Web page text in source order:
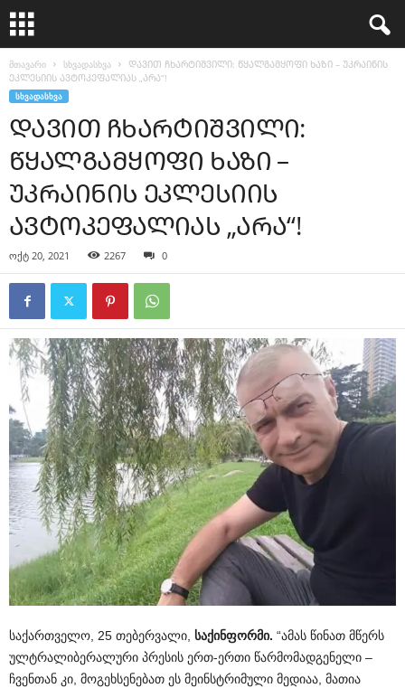
მთავარი სხვადასხვა
ᲓᲐᲕᲘᲗ ᲩᲮᲐᲠᲢᲘᲨᲕᲘᲚᲘ: ᲬᲧᲐᲚᲒᲐᲛᲧᲝᲤᲘ ᲮᲐᲖᲘ – ᲣᲙᲠᲐᲘᲜᲘᲡ
ᲔᲙᲚᲔᲡᲘᲘᲡ ᲐᲕᲢᲝᲙᲔᲤᲐᲚᲘᲐᲡ „ᲐᲠᲐ“!
ᲡᲮᲕᲐᲓᲐᲡᲮᲕᲐ
ᲓᲐᲕᲘᲗ ᲩᲮᲐᲠᲢᲘᲨᲕᲘᲚᲘ:
ᲬᲧᲐᲚᲒᲐᲛᲧᲝᲤᲘ ᲮᲐᲖᲘ –
ᲣᲙᲠᲐᲘᲜᲘᲡ ᲔᲙᲚᲔᲡᲘᲘᲡ
ᲐᲕᲢᲝᲙᲔᲤᲐᲚᲘᲐᲡ „ᲐᲠᲐ“!
ოქტ 20, 2021 2267 0
საქართველო, 25 თებერვალი, საქინფორმი. “ამას წინათ მწერს
ულტრალიბერალური პრესის ერთ-ერთი წარმომადგენელი –
ჩვენთან კი, მოგეხსენებათ ეს მეინსტრიმული მედიაა, მათია